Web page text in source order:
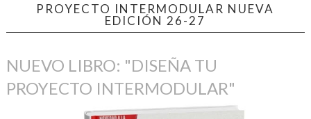
PROYECTO INTERMODULAR NUEVA
EDICIÓN 26-27
NUEVO LIBRO: "DISEÑA TU
PROYECTO INTERMODULAR"